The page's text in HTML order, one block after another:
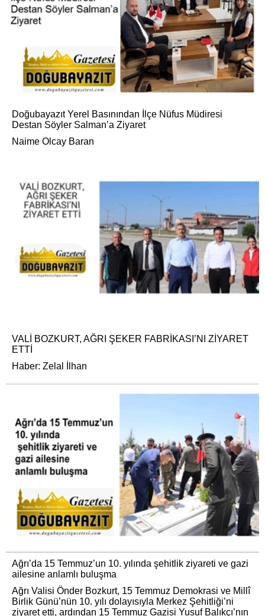
Doğubayazıt Yerel Basınından İlçe Nüfus Müdiresi
Destan Söyler Salman’a Ziyaret
Naime Olcay Baran
VALİ BOZKURT, AĞRI ŞEKER FABRİKASI’NI ZİYARET
ETTİ
Haber: Zelal İlhan
Ağrı’da 15 Temmuz’un 10. yılında şehitlik ziyareti ve gazi
ailesine anlamlı buluşma
Ağrı Valisi Önder Bozkurt, 15 Temmuz Demokrasi ve Millî
Birlik Günü’nün 10. yılı dolayısıyla Merkez Şehitliği’ni
ziyaret etti, ardından 15 Temmuz Gazisi Yusuf Balıkçı’nın